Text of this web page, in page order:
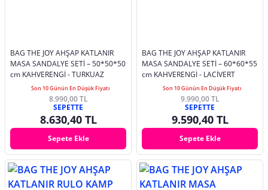
BAG THE JOY AHŞAP KATLANIR
MASA SANDALYE SETİ – 50*50*50
cm KAHVERENGİ - TURKUAZ
Son 10 Günün En Düşük Fiyatı
8.990,00 TL
SEPETTE
8.630,40 TL
Sepete Ekle
BAG THE JOY AHŞAP KATLANIR
MASA SANDALYE SETİ – 60*60*55
cm KAHVERENGİ - LACİVERT
Son 10 Günün En Düşük Fiyatı
9.990,00 TL
SEPETTE
9.590,40 TL
Sepete Ekle